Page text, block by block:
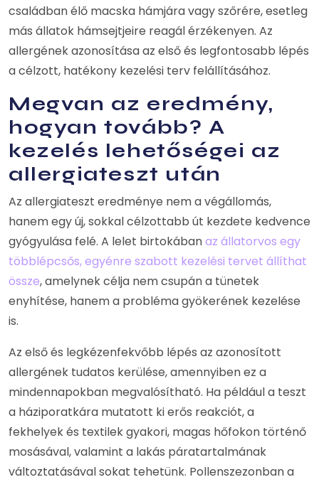
családban élő macska hámjára vagy szőrére, esetleg
más állatok hámsejtjeire reagál érzékenyen. Az
allergének azonosítása az első és legfontosabb lépés
a célzott, hatékony kezelési terv felállításához.
Megvan az eredmény,
hogyan tovább? A
kezelés lehetőségei az
allergiateszt után
Az allergiateszt eredménye nem a végállomás,
hanem egy új, sokkal célzottabb út kezdete kedvence
gyógyulása felé. A lelet birtokábanaz állatorvos egy
többlépcsős, egyénre szabott kezelési tervet állíthat
össze, amelynek célja nem csupán a tünetek
enyhítése, hanem a probléma gyökerének kezelése
is.
Az első és legkézenfekvőbb lépés az azonosított
allergének tudatos kerülése, amennyiben ez a
mindennapokban megvalósítható. Ha például a teszt
a háziporatkára mutatott ki erős reakciót, a
fekhelyek és textilek gyakori, magas hőfokon történő
mosásával, valamint a lakás páratartalmának
változtatásával sokat tehetünk. Pollenszezonban a